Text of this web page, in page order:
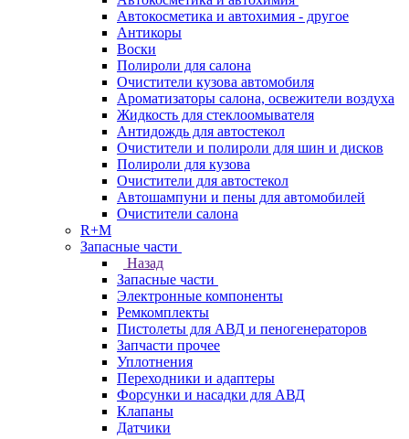
Автокосметика и автохимия - другое
Антикоры
Воски
Полироли для салона
Очистители кузова автомобиля
Ароматизаторы салона, освежители воздуха
Жидкость для стеклоомывателя
Антидождь для автостекол
Очистители и полироли для шин и дисков
Полироли для кузова
Очистители для автостекол
Автошампуни и пены для автомобилей
Очистители салона
R+M
Запасные части
Назад
Запасные части
Электронные компоненты
Ремкомплекты
Пистолеты для АВД и пеногенераторов
Запчасти прочее
Уплотнения
Переходники и адаптеры
Форсунки и насадки для АВД
Клапаны
Датчики